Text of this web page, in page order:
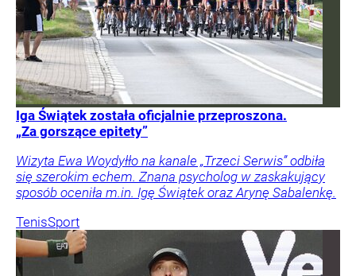
Iga Świątek została oficjalnie przeproszona.
„Za gorszące epitety”
Wizyta Ewa Woydyłło na kanale „Trzeci Serwis” odbiła
się szerokim echem. Znana psycholog w zaskakujący
sposób oceniła m.in. Igę Świątek oraz Arynę Sabalenkę.
TenisSport